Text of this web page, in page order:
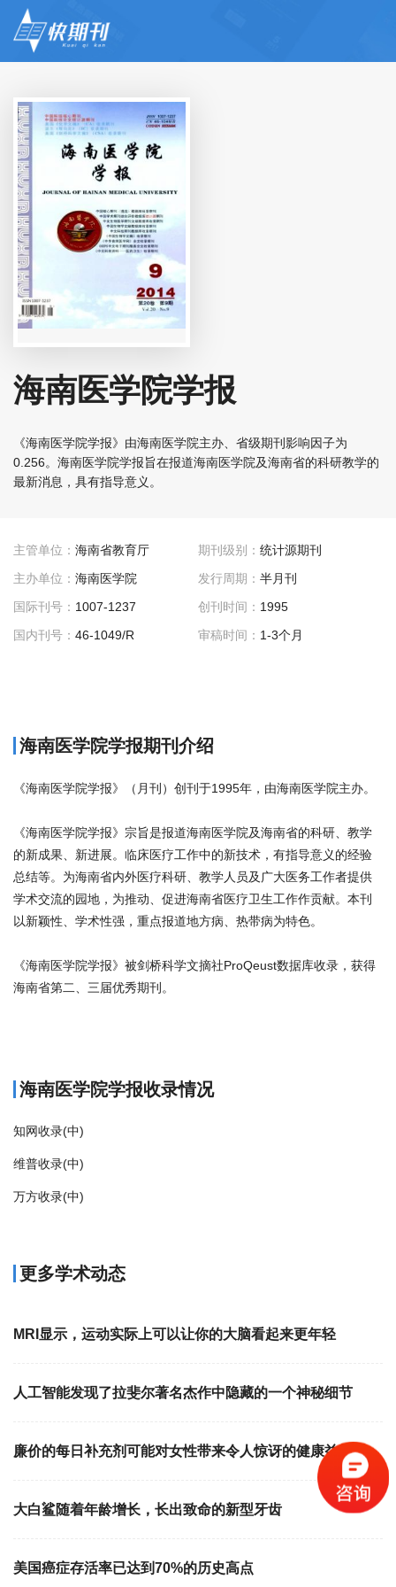
海南医学院学报
《海南医学院学报》由海南医学院主办、省级期刊影响因子为
0.256。海南医学院学报旨在报道海南医学院及海南省的科研教学的
最新消息，具有指导意义。
主管单位： 海南省教育厅
主办单位： 海南医学院
国际刊号： 1007-1237
国内刊号： 46-1049/R
期刊级别： 统计源期刊
发行周期： 半月刊
创刊时间： 1995
审稿时间： 1-3个月
海南医学院学报期刊介绍
《海南医学院学报》（月刊）创刊于1995年，由海南医学院主办。
《海南医学院学报》宗旨是报道海南医学院及海南省的科研、教学
的新成果、新进展。临床医疗工作中的新技术，有指导意义的经验
总结等。为海南省内外医疗科研、教学人员及广大医务工作者提供
学术交流的园地，为推动、促进海南省医疗卫生工作作贡献。本刊
以新颖性、学术性强，重点报道地方病、热带病为特色。
《海南医学院学报》被剑桥科学文摘社ProQeust数据库收录，获得
海南省第二、三届优秀期刊。
海南医学院学报收录情况
知网收录(中)
维普收录(中)
万方收录(中)
更多学术动态
MRI显示，运动实际上可以让你的大脑看起来更年轻
人工智能发现了拉斐尔著名杰作中隐藏的一个神秘细节
廉价的每日补充剂可能对女性带来令人惊讶的健康益处
大白鲨随着年龄增长，长出致命的新型牙齿
美国癌症存活率已达到70%的历史高点